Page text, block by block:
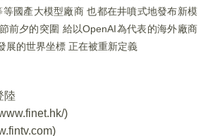
國產大模型廠商 也都在井噴式地發布新模
前夕的突圍 給以OpenAI為代表的海外廠商
展的世界坐標 正在被重新定義
陸
)
)